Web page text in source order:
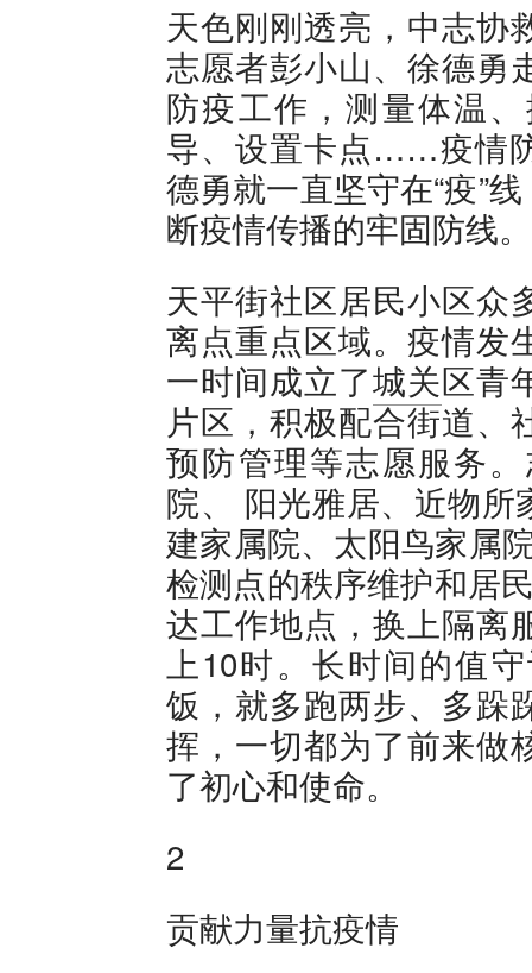
天色刚刚透亮，中志协
志愿者彭小山、徐德勇
防疫工作，测量体温
导、设置卡点……疫情
德勇就一直坚守在“疫”
断疫情传播的牢固防线。
天平街社区居民小区众
离点重点区域。疫情发
一时间成立了城关区青
片区，积极配合街道、
预防管理等志愿服务
院、 阳光雅居、近物
建家属院、太阳鸟家属
检测点的秩序维护和居
达工作地点，换上隔离
上10时。长时间的值
饭，就多跑两步、多跺
挥，一切都为了前来做
了初心和使命。
2
贡献力量抗疫情